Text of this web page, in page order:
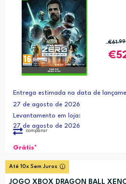
€61,99
Entrega estimada na data de
27 de agosto de 2026
Levantamento em loja:
27 de agosto de 2026
Grátis*
comparar
Até 10x Sem Juros
JOGO XBOX DRAGON BALL